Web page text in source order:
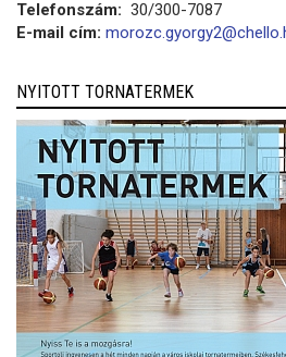
Telefonszám: 30/300-7087
E-mail cím:
NYITOTT TORNATERMEK